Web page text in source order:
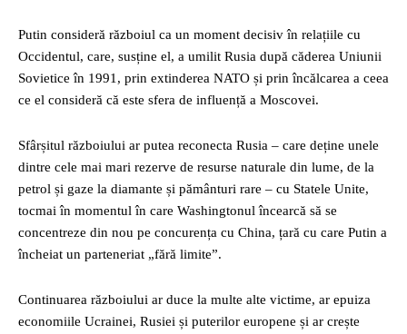
Putin consideră războiul ca un moment decisiv în relațiile cu
Occidentul, care, susține el, a umilit Rusia după căderea Uniunii
Sovietice în 1991, prin extinderea NATO și prin încălcarea a ceea
ce el consideră că este sfera de influență a Moscovei.
Sfârșitul războiului ar putea reconecta Rusia – care deține unele
dintre cele mai mari rezerve de resurse naturale din lume, de la
petrol și gaze la diamante și pământuri rare – cu Statele Unite,
tocmai în momentul în care Washingtonul încearcă să se
concentreze din nou pe concurența cu China, țară cu care Putin a
încheiat un parteneriat „fără limite”.
Continuarea războiului ar duce la multe alte victime, ar epuiza
economiile Ucrainei, Rusiei și puterilor europene și ar crește